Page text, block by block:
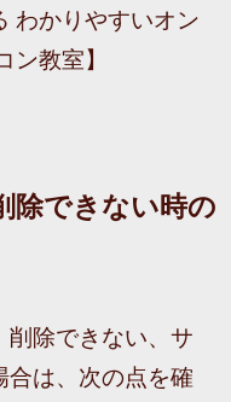
わかりやすいオン
ン教室】
除できない時の
削除できない、サ
合は、次の点を確